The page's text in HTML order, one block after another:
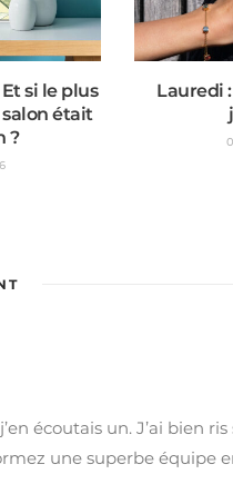
si le plus
était
?
Lauredi
écoutais un. J’ai bien
une superbe équipe